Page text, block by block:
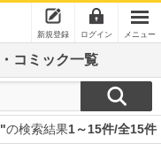
新規登録 ログイン メニュー
コミック一覧
の検索結果1～15件/全15件